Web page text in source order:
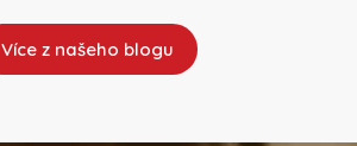
Více z našeho blogu